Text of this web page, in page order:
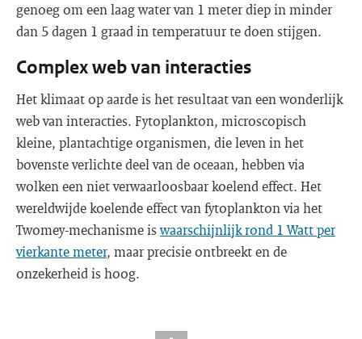
genoeg om een laag water van 1 meter diep in minder
dan 5 dagen 1 graad in temperatuur te doen stijgen.
Complex web van interacties
Het klimaat op aarde is het resultaat van een wonderlijk
web van interacties. Fytoplankton, microscopisch
kleine, plantachtige organismen, die leven in het
bovenste verlichte deel van de oceaan, hebben via
wolken een niet verwaarloosbaar koelend effect. Het
wereldwijde koelende effect van fytoplankton via het
Twomey-mechanisme iswaarschijnlijk rond 1 Watt per
vierkante meter, maar precisie ontbreekt en de
onzekerheid is hoog.